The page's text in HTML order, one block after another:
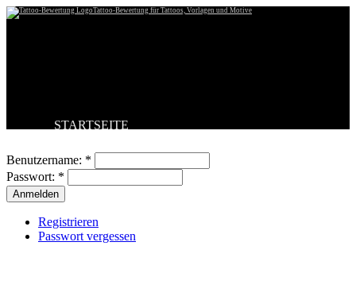
Tattoo-Bewertung für Tattoos, Vorlagen und Motive
STARTSEITE
BESTE TATTOOS
NEUESTE TATTOOS
KOMMENTARE
FORUM
Benutzername: *
Passwort: *
Registrieren
Passwort vergessen